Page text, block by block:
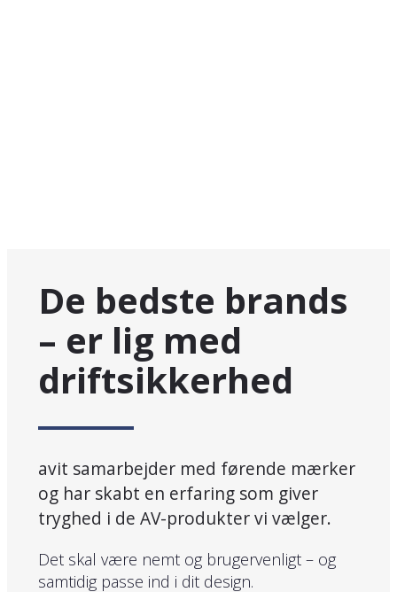
De bedste brands
– er lig med
driftsikkerhed
avit samarbejder med førende mærker
og har skabt en erfaring som giver
tryghed i de AV-produkter vi vælger.
Det skal være nemt og brugervenligt – og
samtidig passe ind i dit design.